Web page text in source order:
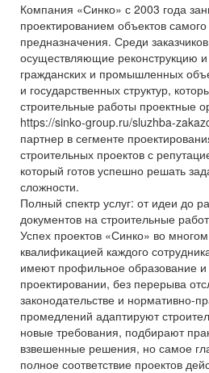
Компания «Синко» с 2003 года
проектированием объектов
предназначения. Среди
осуществляющие реконструкцию и
гражданских и промышленных
и государственных структур,
строительные работы проектные
https://sinko-group.ru/sluzhba-
партнер в сегменте
строительных проектов с
который готов успешно решать
сложности.
Полный спектр услуг: от идеи до
документов на строительные
Успех проектов «Синко» во
квалификацией каждого
имеют профильное образование и
проектировании, без перерыва
законодательстве и нормативно-
промедлений адаптируют
новые требования, подбирают
взвешенные решения, но самое
полное соответствие проектов